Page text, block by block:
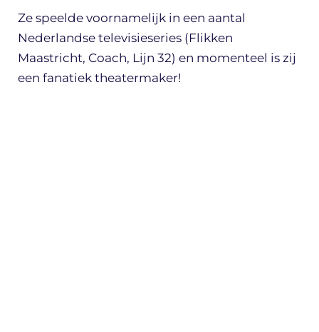
Ze speelde voornamelijk in een aantal
Nederlandse televisieseries (Flikken
Maastricht, Coach, Lijn 32) en momenteel is zij
een fanatiek theatermaker!